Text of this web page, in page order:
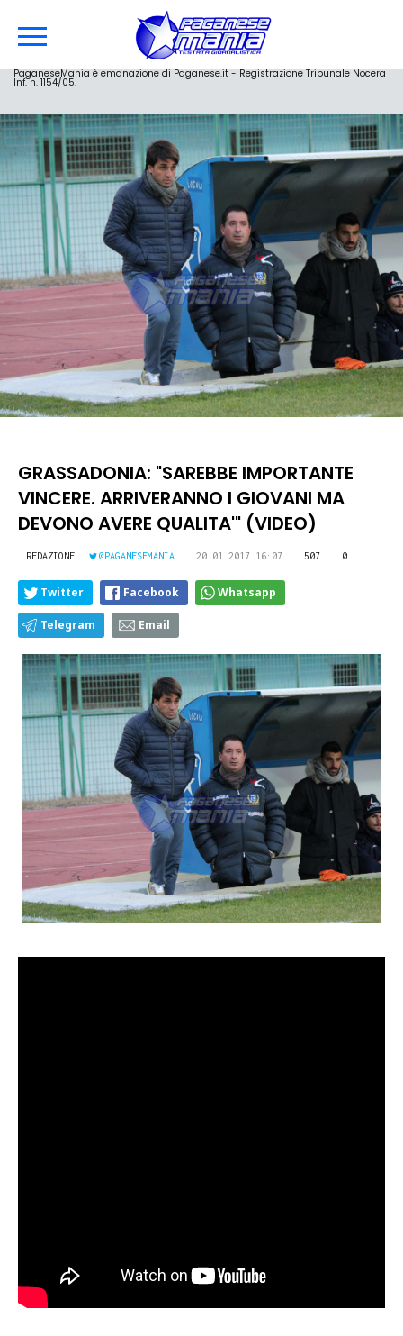
PaganeseMania è emanazione di Paganese.it - Registrazione Tribunale Nocera
Inf. n. 1154/05.
GRASSADONIA: "SAREBBE IMPORTANTE
VINCERE. ARRIVERANNO I GIOVANI MA
DEVONO AVERE QUALITA'" (VIDEO)
REDAZIONE @PAGANESEMANIA 20.01.2017 16:07 507 0
Twitter Facebook Whatsapp
Telegram Email